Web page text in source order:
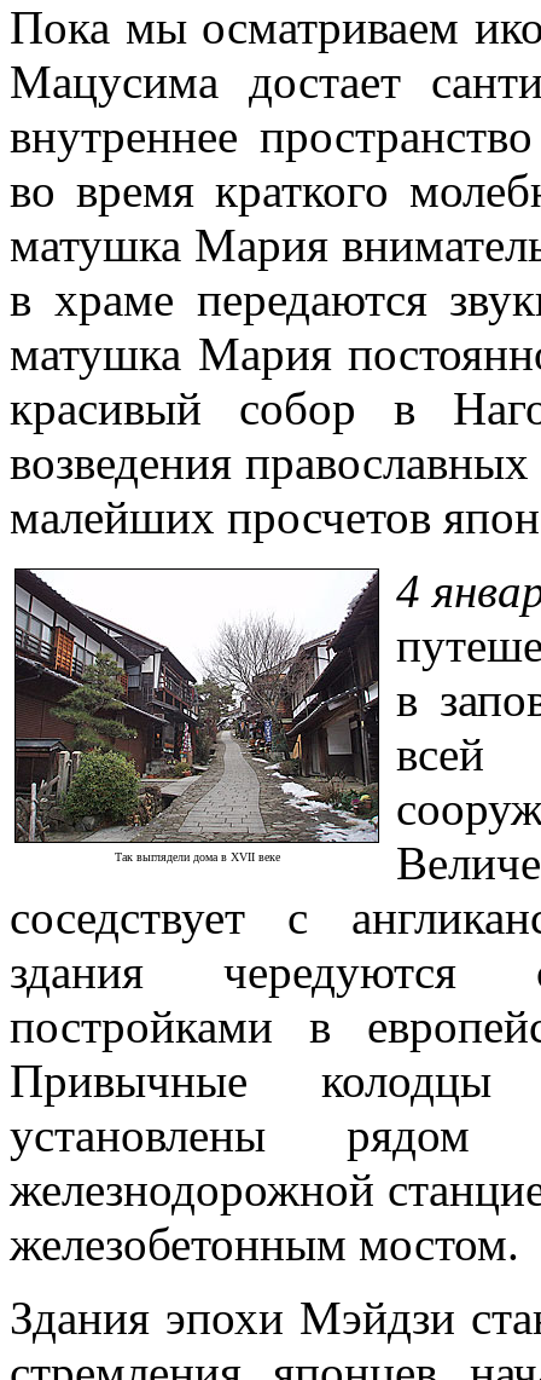
Пока мы осматриваем
Мацусима достает
внутреннее
во время краткого
матушка Мария
в храме передаются
матушка Мария
красивый собор в
возведения
малейших просчетов
Так выглядели дома в XVII веке
4
в
соседствует с
здания
постройками в
Привычные
установлены
железнодорожной
железобетонным мостом.
Здания эпохи Мэйдзи